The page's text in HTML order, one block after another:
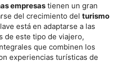
empresas tienen un gran
del crecimiento del turismo
está en adaptarse a las
de este tipo de viajero,
que combinen los
experiencias turísticas de